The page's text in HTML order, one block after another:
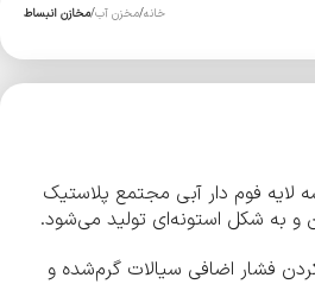
خانه مخزن آب مخازن انبساط
60 لیتری سه لایه فوم دار آبی مجتمع پلاستیک
و به شکل استونه‌ای تولید می‌شود.
فشار اضافی سیالات گرم‌شده و